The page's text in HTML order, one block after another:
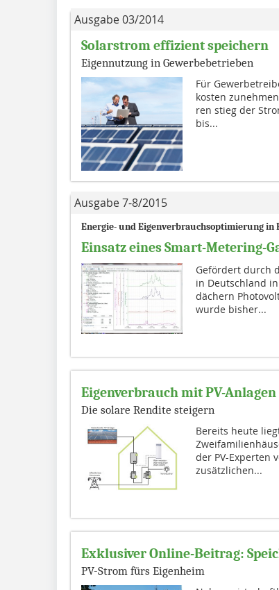
Ausgabe 03/2014
Solarstrom effizient speichern
Eigennutzung in Gewerbebetrieben
Für
kos­ten
ren stieg der
bis...
Ausgabe 7-8/2015
Energie- und Eigenverbrauchsoptimierung in
Einsatz eines Smart-Metering-
Gefördert durch
in Deutschland
dächern
wurde bisher...
Eigenverbrauch mit PV-Anlagen
Die solare Rendite steigern
Bereits heute
der PV-Experten
zusätzlichen...
Exklusiver Online-Beitrag:
PV-Strom fürs Eigenheim